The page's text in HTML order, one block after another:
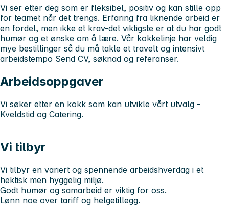
Vi ser etter deg som er fleksibel, positiv og kan stille opp
for teamet når det trengs. Erfaring fra liknende arbeid er
en fordel, men ikke et krav-det viktigste er at du har godt
humør og et ønske om å lære. Vår kokkelinje har veldig
mye bestillinger så du må takle et travelt og intensivt
arbeidstempo Send CV, søknad og referanser.
Arbeidsoppgaver
Vi søker etter en kokk som kan utvikle vårt utvalg -
Kveldstid og Catering.
Vi tilbyr
Vi tilbyr en variert og spennende arbeidshverdag i et
hektisk men hyggelig miljø.
Godt humør og samarbeid er viktig for oss.
Lønn noe over tariff og helgetillegg.